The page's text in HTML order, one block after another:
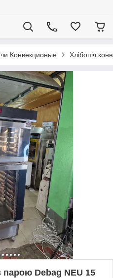
Конвекционые Хлібопіч
парою Debag NEU 15